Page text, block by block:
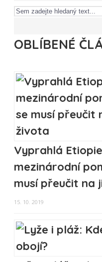
OBLÍBENÉ
Vyprahlá
mezinárodní
musí přeučit na
15. 10. 2019